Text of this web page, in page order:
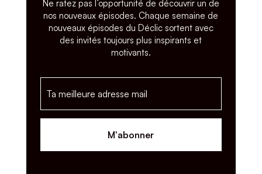
Ne ratez pas l’opportunité de découvrir un de
nos nouveaux épisodes. Chaque semaine de
nouveaux épisodes du Déclic sortent avec
des invités toujours plus inspirants et
motivants.
M'abonner